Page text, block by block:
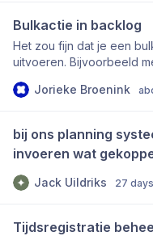
Bulkactie in backlog
Het zou fijn dat je een
uitvoeren. Bijvoorbeeld
Jorieke Broenink
bij ons planning
invoeren wat
het mischien mogelijk
adressen in te voeren
Jack Uildriks 27
Tijdsregistratie